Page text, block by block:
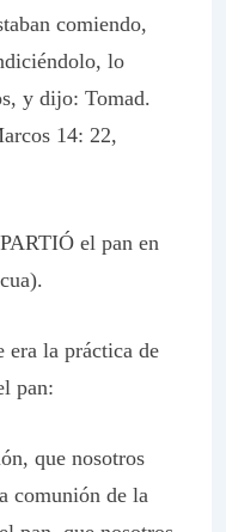
comiendo,
lo
y dijo: Tomad.
14: 22,
el pan en
era la práctica de
pan:
que nosotros
comunión de la